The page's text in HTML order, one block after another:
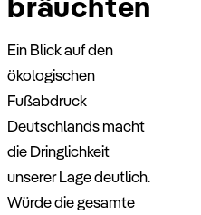
Ein Blick auf den
ökologischen
Fußabdruck
Deutschlands macht
die Dringlichkeit
unserer Lage deutlich.
Würde die gesamte